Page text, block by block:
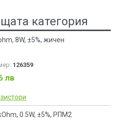
категория
8W, ±5%, жичен
126359
лв
0.5W, ±5%, РПМ2